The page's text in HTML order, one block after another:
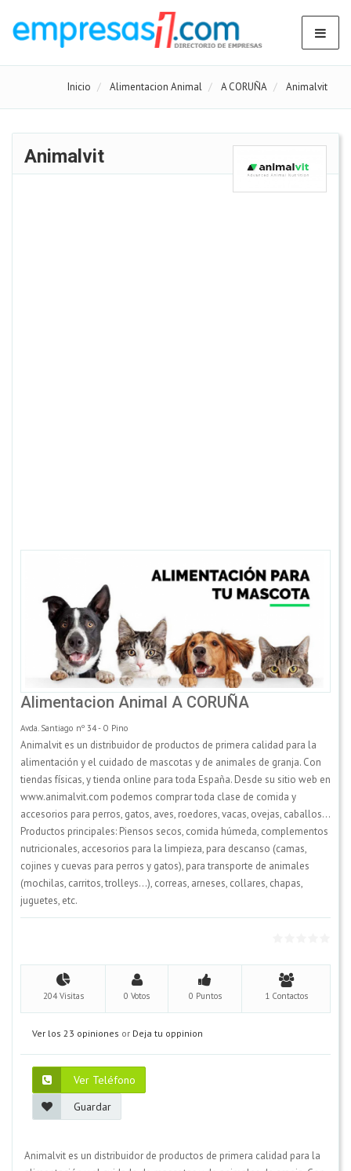
Inicio Alimentacion Animal A CORUÑA Animalvit
Animalvit
Alimentacion Animal A CORUÑA
Avda. Santiago nº 34 - O Pino
Animalvit es un distribuidor de productos de primera calidad para la
alimentación y el cuidado de mascotas y de animales de granja. Con
tiendas físicas, y tienda online para toda España. Desde su sitio web en
www.animalvit.com podemos comprar toda clase de comida y
accesorios para perros, gatos, aves, roedores, vacas, ovejas, caballos...
Productos principales: Piensos secos, comida húmeda, complementos
nutricionales, accesorios para la limpieza, para descanso (camas,
cojines y cuevas para perros y gatos), para transporte de animales
(mochilas, carritos, trolleys...), correas, arneses, collares, chapas,
juguetes, etc.
204 Visitas 0 Votos 0 Puntos 1 Contactos
Ver los 23 opiniones or Deja tu oppinion
Ver Teléfono
Guardar
Animalvit es un distribuidor de productos de primera calidad para la